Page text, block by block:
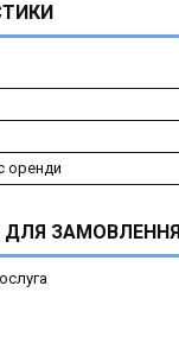
оренди
ДЛЯ ЗАМОВЛЕННЯ